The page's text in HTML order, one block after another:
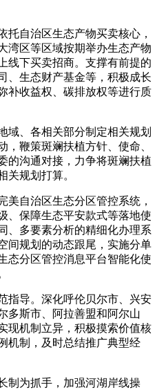
自治区生态产物买卖核心，
湾区等区域按期举办生态产物
线下买卖招商。支撑有前提的
、生态财产基金等，积极成长
补收益权、碳排放权等进行质
、各相关部分制定相关规划
，鞭策斑斓扶植方针、使命、
的沟通对接，力争将斑斓扶植
关规划打算。
自治区生态分区管控系统，
、保障生态平安款式等落地使
、多要素分析的精细化办理系
间规划的动态跟尾，实施分单
态分区管控消息平台智能化使
导。深化呼伦贝尔市、兴安
多斯市、阿拉善盟和阿尔山
现机制立异，积极摸索价值核
机制，及时总结推广典型经
为抓手，加强河湖岸线操